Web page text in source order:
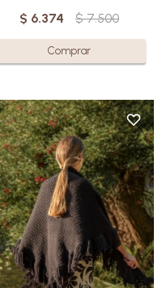
$ 6.374 $ 7.500
Tejida a mano en telar, en punto
espiga, con pura lana Merino
uruguaya.
Su formato en triángulo abraza
con suavidad y cae con un
movimiento natural que realza
cualquier conjunto.
Cada pieza es única: una
creación artesanal que combina
calidez y diseño.